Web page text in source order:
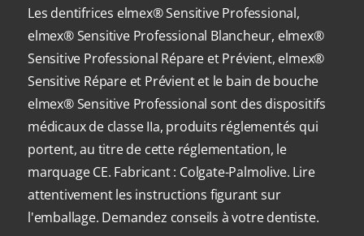
Les dentifrices elmex® Sensitive Professional,
elmex® Sensitive Professional Blancheur, elmex®
Sensitive Professional Répare et Prévient, elmex®
Sensitive Répare et Prévient et le bain de bouche
elmex® Sensitive Professional sont des dispositifs
médicaux de classe IIa, produits réglementés qui
portent, au titre de cette réglementation, le
marquage CE. Fabricant : Colgate-Palmolive. Lire
attentivement les instructions figurant sur
l'emballage. Demandez conseils à votre dentiste.